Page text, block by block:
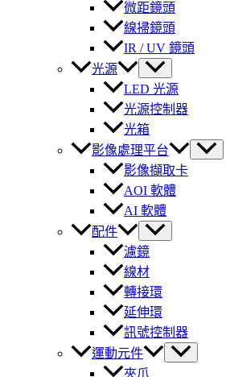
微距鏡頭
線掃鏡頭
IR / UV 鏡頭
光源
LED 光源
光源控制器
光箱
影像處理平台
影像擷取卡
AOI 軟體
AI 軟體
配件
濾鏡
線材
轉接環
延伸環
訊號控制器
運動元件
夾爪